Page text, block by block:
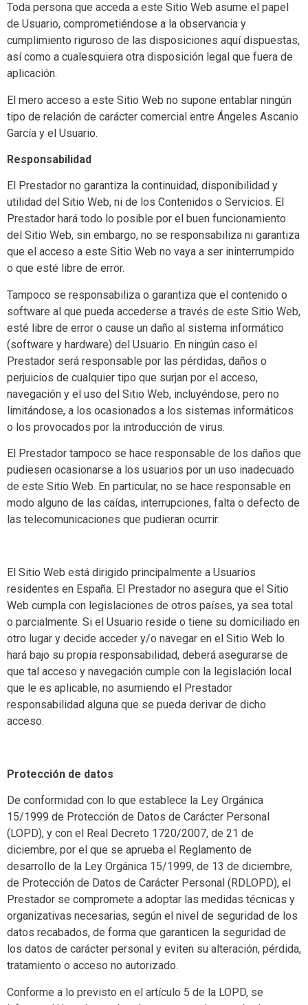
Toda persona que acceda a este Sitio Web asume el papel
de Usuario, comprometiéndose a la observancia y
cumplimiento riguroso de las disposiciones aquí dispuestas,
así como a cualesquiera otra disposición legal que fuera de
aplicación.
El mero acceso a este Sitio Web no supone entablar ningún
tipo de relación de carácter comercial entre Ángeles Ascanio
García y el Usuario.
Responsabilidad
El Prestador no garantiza la continuidad, disponibilidad y
utilidad del Sitio Web, ni de los Contenidos o Servicios. El
Prestador hará todo lo posible por el buen funcionamiento
del Sitio Web, sin embargo, no se responsabiliza ni garantiza
que el acceso a este Sitio Web no vaya a ser ininterrumpido
o que esté libre de error.
Tampoco se responsabiliza o garantiza que el contenido o
software al que pueda accederse a través de este Sitio Web,
esté libre de error o cause un daño al sistema informático
(software y hardware) del Usuario. En ningún caso el
Prestador será responsable por las pérdidas, daños o
perjuicios de cualquier tipo que surjan por el acceso,
navegación y el uso del Sitio Web, incluyéndose, pero no
limitándose, a los ocasionados a los sistemas informáticos
o los provocados por la introducción de virus.
El Prestador tampoco se hace responsable de los daños que
pudiesen ocasionarse a los usuarios por un uso inadecuado
de este Sitio Web. En particular, no se hace responsable en
modo alguno de las caídas, interrupciones, falta o defecto de
las telecomunicaciones que pudieran ocurrir.
El Sitio Web está dirigido principalmente a Usuarios
residentes en España. El Prestador no asegura que el Sitio
Web cumpla con legislaciones de otros países, ya sea total
o parcialmente. Si el Usuario reside o tiene su domiciliado en
otro lugar y decide acceder y/o navegar en el Sitio Web lo
hará bajo su propia responsabilidad, deberá asegurarse de
que tal acceso y navegación cumple con la legislación local
que le es aplicable, no asumiendo el Prestador
responsabilidad alguna que se pueda derivar de dicho
acceso.
Protección de datos
De conformidad con lo que establece la Ley Orgánica
15/1999 de Protección de Datos de Carácter Personal
(LOPD), y con el Real Decreto 1720/2007, de 21 de
diciembre, por el que se aprueba el Reglamento de
desarrollo de la Ley Orgánica 15/1999, de 13 de diciembre,
de Protección de Datos de Carácter Personal (RDLOPD), el
Prestador se compromete a adoptar las medidas técnicas y
organizativas necesarias, según el nivel de seguridad de los
datos recabados, de forma que garanticen la seguridad de
los datos de carácter personal y eviten su alteración, pérdida,
tratamiento o acceso no autorizado.
Conforme a lo previsto en el artículo 5 de la LOPD, se